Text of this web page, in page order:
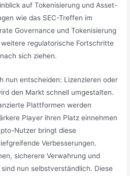
auf Tokenisierung und Asset-
wie das SEC-Treffen im
Governance und Tokenisierung
regulatorische Fortschritte
sich ziehen.
nun entscheiden: Lizenzieren oder
den Markt schnell umgestalten.
Plattformen werden
Player ihren Platz einnehmen
Nutzer bringt diese
Verbesserungen.
sicherere Verwahrung und
nun selbstverständlich. Diese